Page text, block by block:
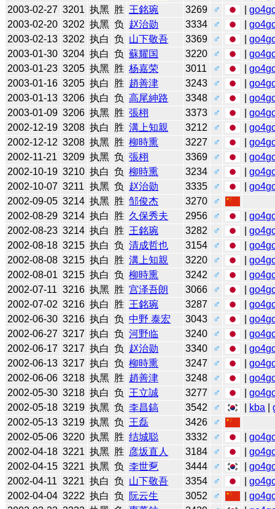
2003-02-27 3201 执黑 胜 王銘琬 3269 ♂ |
2003-02-20 3202 执黑 负 赵治勋 3334 ♂ |
2003-02-13 3202 执白 负 山下敬吾 3369 ♂ |
2003-01-30 3204 执白 负 蘇耀国 3220 ♂ |
2003-01-23 3205 执黑 胜 杨嘉荣 3011 ♂ |
2003-01-16 3205 执白 胜 趙善津 3243 ♂ |
2003-01-13 3206 执白 负 高尾紳路 3348 ♂ |
2003-01-09 3206 执黑 胜 張栩 3373 ♂ |
2002-12-19 3208 执白 胜 溝上知親 3212 ♂ |
2002-12-12 3208 执黑 胜 柳時熏 3227 ♂ |
2002-11-21 3209 执黑 负 張栩 3369 ♂ |
2002-10-19 3210 执白 负 柳時熏 3234 ♂ |
2002-10-07 3211 执黑 负 赵治勋 3335 ♂ |
2002-09-05 3214 执黑 胜 邹俊杰 3270
♂
2002-08-29 3214 执白 胜 久保秀夫 2956 ♂ |
2002-08-23 3214 执白 胜 王銘琬 3282 ♂ |
2002-08-18 3215 执白 负 清成哲也 3154 ♂ |
2002-08-08 3215 执白 胜 溝上知親 3220 ♂ |
2002-08-01 3215 执白 负 柳時熏 3242 ♂ |
2002-07-11 3216 执黑 胜 宫泽吾朗 3066 ♂ |
2002-07-02 3216 执白 胜 王銘琬 3287 ♂ |
2002-06-30 3216 执白 负 中野 泰宏 3043 ♂ |
2002-06-27 3217 执白 负 河野临 3240 ♂ |
2002-06-17 3217 执白 负 赵治勋 3340 ♂ |
2002-06-13 3217 执白 负 柳時熏 3247 ♂ |
2002-06-06 3218 执黑 胜 趙善津 3248 ♂ |
2002-05-30 3218 执白 负 王立誠 3277 ♂ |
2002-05-18 3219 执黑 负 李昌鎬 3542 ♂ kba |
2002-05-13 3219 执黑 负 王磊 3426
♂
2002-05-06 3220 执黑 胜 结城聪 3332 ♂ |
2002-04-18 3221 执黑 胜 彦坂直人 3184 ♂ |
2002-04-15 3221 执黑 负 李世乭 3444 ♂ |
2002-04-11 3221 执白 负 山下敬吾 3354 ♂ |
2002-04-04 3222 执白 负 阮云生 3052 ♂ |